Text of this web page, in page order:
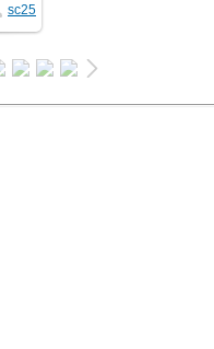
sc25